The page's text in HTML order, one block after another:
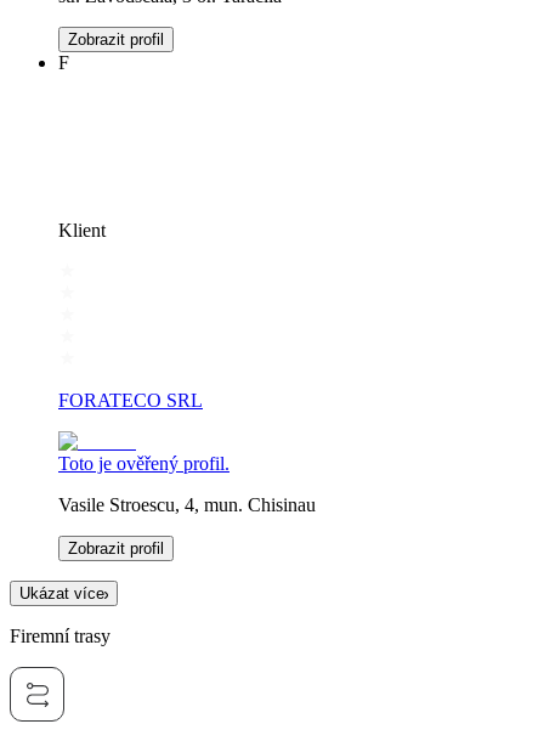
Zobrazit profil
F
Klient
FORATECO SRL
Toto je ověřený profil.
Vasile Stroescu, 4, mun. Chisinau
Zobrazit profil
Ukázat více
Firemní trasy